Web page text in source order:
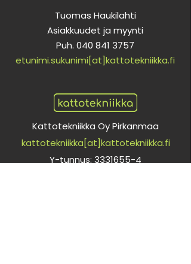
Tuomas Haukilahti
Asiakkuudet ja myynti
Puh. 040 841 3757
etunimi.sukunimi[at]kattotekniikka.fi
Kattotekniikka Oy Pirkanmaa
kattotekniikka[at]kattotekniikka.fi
Y-tunnus: 3331655-4